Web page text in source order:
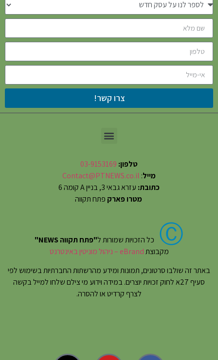
צרו קשר!
טלפון: 03-9153169
מייל:
Contact@PTNEWS.co.il
כתובת: עזרא גבאי 3, בניין A קומה 6
מטרו פארק פתח תקווה
Ⓒ כל הזכויות שמורות ל"פתח תקווה NEWS"
מקבוצתeBrand – ניהול מוניטין באינטרנט
באתר זה שולבו סרטונים, תמונות ומידע מהרשתות החברתיות בשימוש לפי
סעיף 27א לחוק זכויות יוצרים. במידה וידוע מי צילם שלחו למייל בקשה
לצרף קרדיט או להסרה.